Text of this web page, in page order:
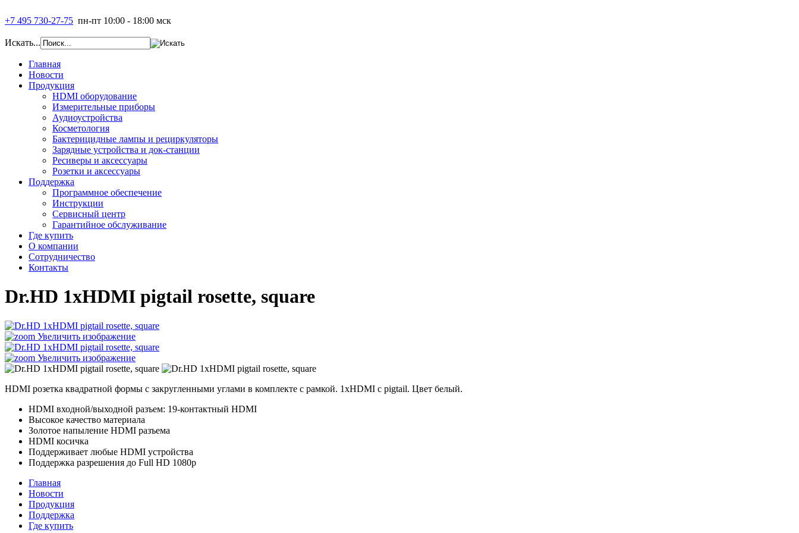
+7 495 730-27-75 пн-пт 10:00 - 18:00 мск
Искать...
Главная
Новости
Продукция
HDMI оборудование
Измерительные приборы
Аудиоустройства
Косметология
Бактерицидные лампы и рециркуляторы
Зарядные устройства и док-станции
Ресиверы и аксессуары
Розетки и аксессуары
Поддержка
Программное обеспечение
Инструкции
Сервисный центр
Гарантийное обслуживание
Где купить
О компании
Сотрудничество
Контакты
Dr.HD 1xHDMI pigtail rosette, square
Увеличить изображение
Увеличить изображение
HDMI розетка квадратной формы с закругленными углами в комплекте с рамкой. 1xHDMI с pigtail. Цвет белый.
HDMI входной/выходной разъем: 19-контактный HDMI
Высокое качество материала
Золотое напыление HDMI разъема
HDMI косичка
Поддерживает любые HDMI устройства
Поддержка разрешения до Full HD 1080p
Главная
Новости
Продукция
Поддержка
Где купить